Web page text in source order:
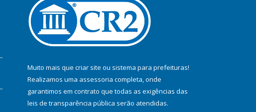
Muito mais que criar site ou sistema para prefeituras!
Realizamos uma assessoria completa, onde
garantimos em contrato que todas as exigências das
leis de transparência pública serão atendidas.